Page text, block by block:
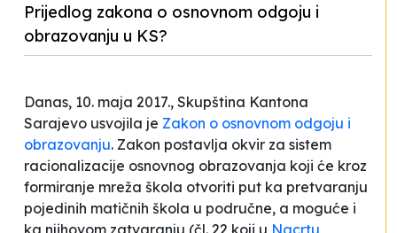
Prijedlog zakona o osnovnom odgoju i
obrazovanju u KS?
Danas, 10. maja 2017., Skupština Kantona
Sarajevo usvojila je Zakon o osnovnom odgoju i
obrazovanju. Zakon postavlja okvir za sistem
racionalizacije osnovnog obrazovanja koji će kroz
formiranje mreža škola otvoriti put ka pretvaranju
pojedinih matičnih škola u područne, a moguće i